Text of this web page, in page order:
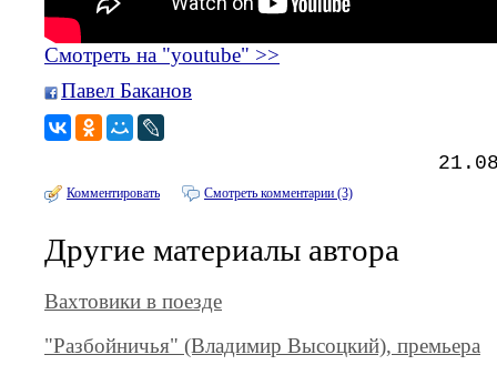
Смотреть на "youtube" >>
Павел Баканов
Комментировать Смотреть комментарии (3)
Другие материалы автора
Вахтовики в поезде
"Разбойничья" (Владимир Высоцкий), премьера